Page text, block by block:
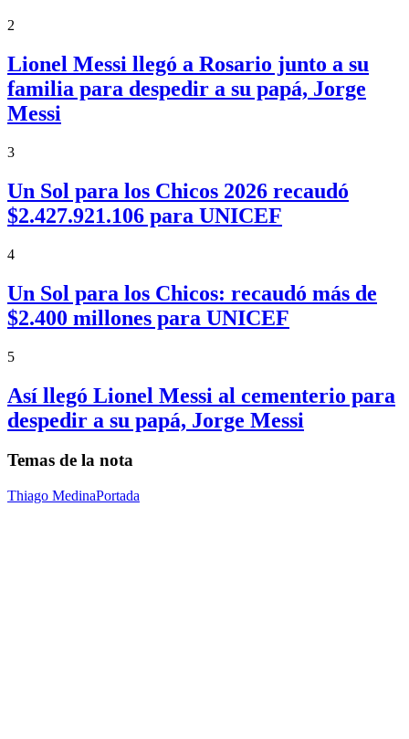
2
Lionel Messi llegó a Rosario junto a su
familia para despedir a su papá, Jorge
Messi
3
Un Sol para los Chicos 2026 recaudó
$2.427.921.106 para UNICEF
4
Un Sol para los Chicos: recaudó más de
$2.400 millones para UNICEF
5
Así llegó Lionel Messi al cementerio para
despedir a su papá, Jorge Messi
Temas de la nota
Thiago MedinaPortada